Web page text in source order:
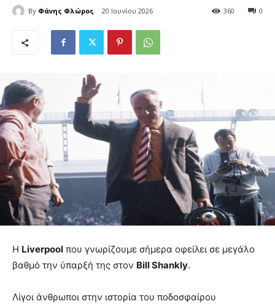
By Φάνης Φλώρος 20 Ιουνίου 2026 0
360
Η Liverpool που γνωρίζουμε σήμερα οφείλει σε μεγάλο
βαθμό την ύπαρξή της στον Bill Shankly.
Λίγοι άνθρωποι στην ιστορία του ποδοσφαίρου